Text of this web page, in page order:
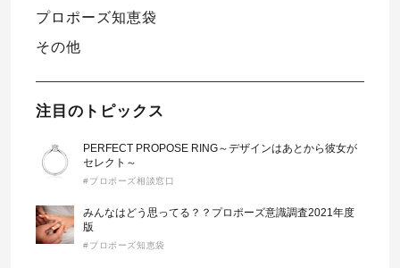
プロポーズ知恵袋
その他
注目のトピックス
PERFECT PROPOSE RING～デザインはあとから彼女が
セレクト～
#プロポーズ相談窓口
みんなはどう思ってる？？プロポーズ意識調査2021年度
版
#プロポーズ知恵袋